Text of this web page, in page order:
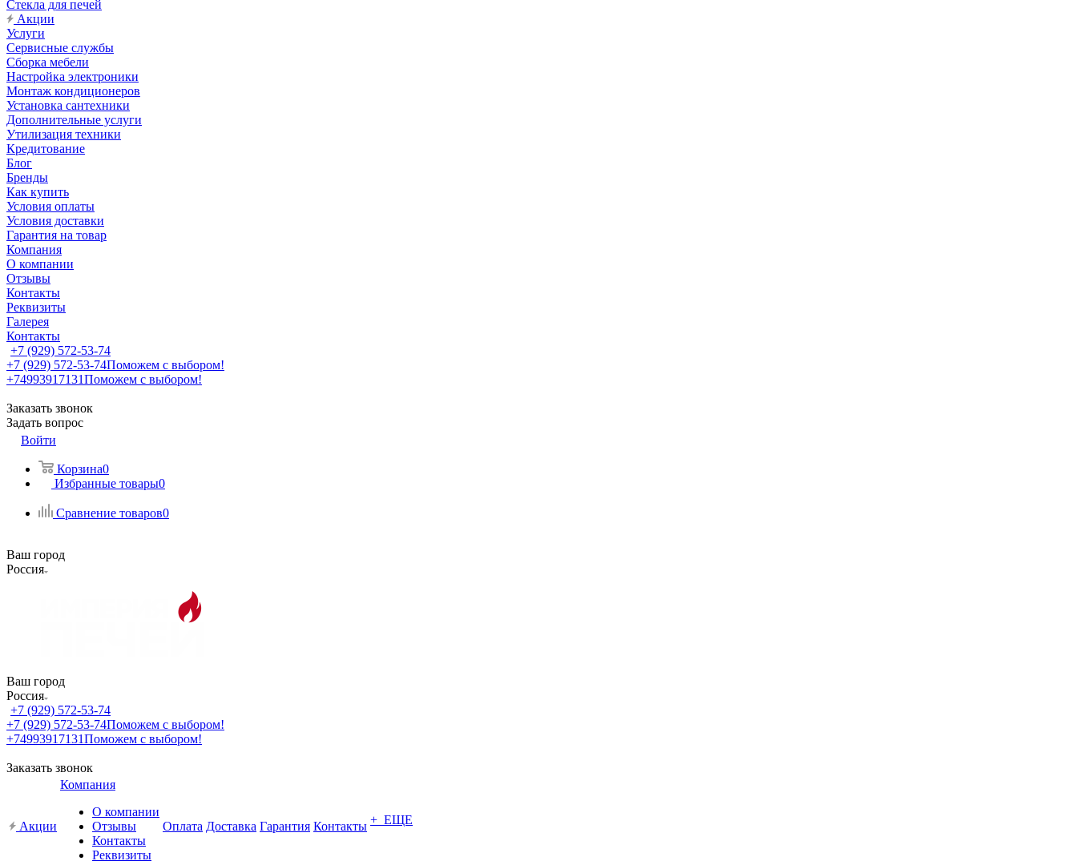
Стекла для печей
Акции
Услуги
Сервисные службы
Сборка мебели
Настройка электроники
Монтаж кондиционеров
Установка сантехники
Дополнительные услуги
Утилизация техники
Кредитование
Блог
Бренды
Как купить
Условия оплаты
Условия доставки
Гарантия на товар
Компания
О компании
Отзывы
Контакты
Реквизиты
Галерея
Контакты
+7 (929) 572-53-74
+7 (929) 572-53-74Поможем с выбором!
+74993917131Поможем с выбором!
Заказать звонок
Задать вопрос
Войти
Корзина0
Избранные товары0
Сравнение товаров0
Ваш город
Россия
Ваш город
Россия
+7 (929) 572-53-74
+7 (929) 572-53-74Поможем с выбором!
+74993917131Поможем с выбором!
Заказать звонок
Акции
Компания
О компании
Отзывы
Контакты
Реквизиты
Оплата Доставка Гарантия Контакты + ЕЩЕ